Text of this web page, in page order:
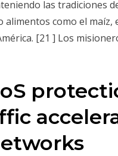
las tradiciones
alimentos como el
[21 ] Los